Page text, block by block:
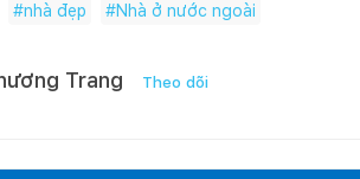
#nhà đẹp #Nhà ở nước ngoài
Trang Theo dõi